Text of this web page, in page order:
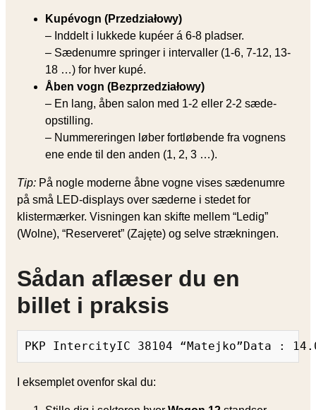
Kupévogn (Przedziałowy)
– Inddelt i lukkede kupéer á 6-8 pladser.
– Sædenumre springer i intervaller (1-6, 7-12, 13-
18 …) for hver kupé.
Åben vogn (Bezprzedziałowy)
– En lang, åben salon med 1-2 eller 2-2 sæde­
opstilling.
– Nummereringen løber fortløbende fra vognens
ene ende til den anden (1, 2, 3 …).
Tip: På nogle moderne åbne vogne vises sædenumre
på små LED-displays over sæderne i stedet for
klistermærker. Visningen kan skifte mellem “Ledig”
(Wolne), “Reserveret” (Zajęte) og selve strækningen.
Sådan aflæser du en
billet i praksis
PKP IntercityIC 38104 “Matejko”Data :
I eksemplet ovenfor skal du: